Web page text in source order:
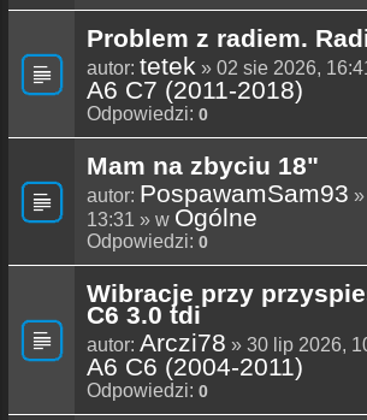
Problem z radiem.
autor: tetek » 02 sie 2026,
A6 C7 (2011-2018)
Odpowiedzi: 0
Mam na zbyciu 18"
autor: PospawamSam93
13:31 » w Ogólne
Odpowiedzi: 0
Wibracje przy
C6 3.0 tdi
autor: Arczi78 » 30 lip 2026,
A6 C6 (2004-2011)
Odpowiedzi: 0